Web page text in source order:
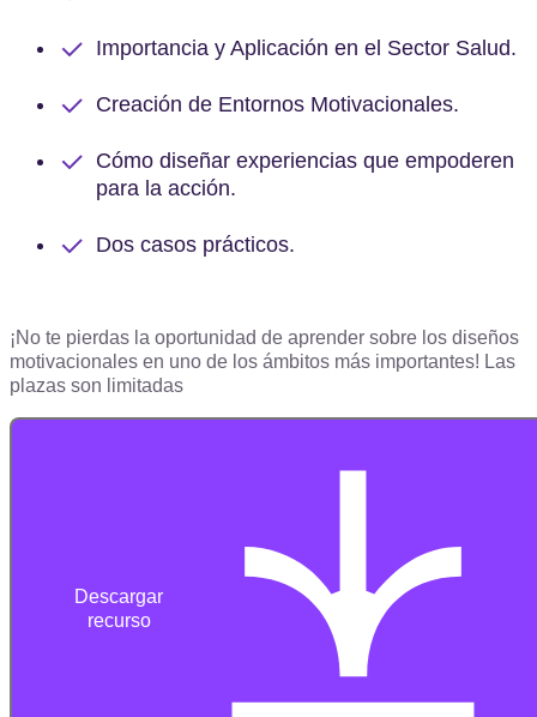
Importancia y Aplicación en el Sector Salud.
Creación de Entornos Motivacionales.
Cómo diseñar experiencias que empoderen
para la acción.
Dos casos prácticos.
¡No te pierdas la oportunidad de aprender sobre los diseños
motivacionales en uno de los ámbitos más importantes! Las
plazas son limitadas
Descargar
recurso